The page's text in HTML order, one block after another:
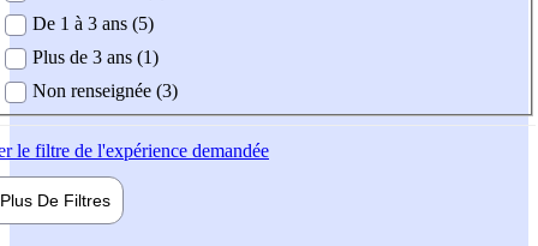
De 1 à 3 ans (5)
Plus de 3 ans (1)
Non renseignée (3)
le filtre de l'expérience demandée
Plus De Filtres